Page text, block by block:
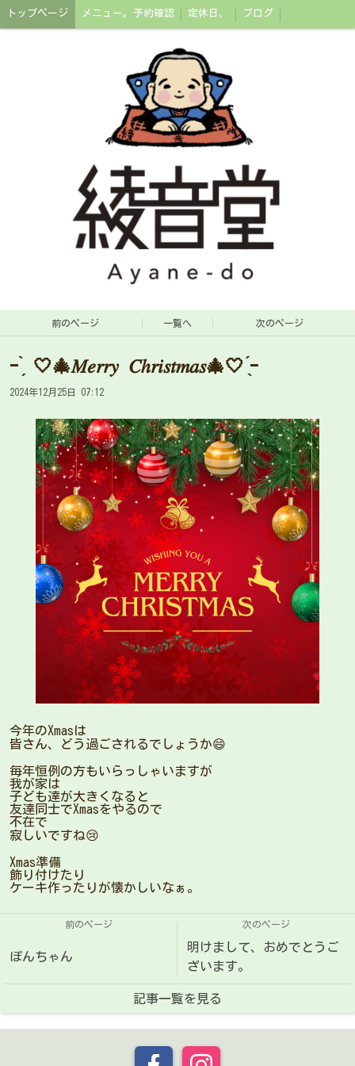
トップページ メニュー。予約確認 定休日、 ブログ
前のページ 一覧へ 次のページ
- ̗̀ 🤍🎄𝑀𝑒𝑟𝑟𝑦 𝐶ℎ𝑟𝑖𝑠𝑡𝑚𝑎𝑠🎄🤍 ̖́-
2024年12月25日 07:12
今年のXmasは
皆さん、どう過ごされるでしょうか😄
毎年恒例の方もいらっしゃいますが
我が家は
子ども達が大きくなると
友達同士でXmasをやるので
不在で
寂しいですね😢
Xmas準備
飾り付けたり
ケーキ作ったりが懐かしいなぁ。
前のページ
ぽんちゃん
次のページ
明けまして、おめでとうご
ざいます。
記事一覧を見る